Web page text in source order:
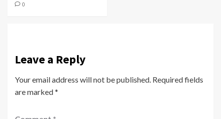
0
Leave a Reply
Your email address will not be published. Required fields
are marked*